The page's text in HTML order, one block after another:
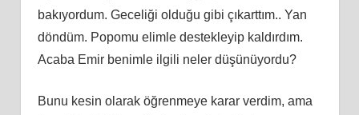
bakıyordum. Geceliği olduğu gibi çıkarttım.. Yan
döndüm. Popomu elimle destekleyip kaldırdım.
Acaba Emir benimle ilgili neler düşünüyordu?
Bunu kesin olarak öğrenmeye karar verdim, ama